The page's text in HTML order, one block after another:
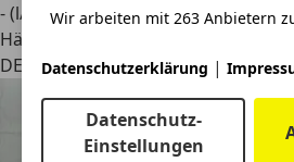
Wir arbeiten mit 263 Anbietern
Datenschutzerklärung |
Datenschutz-
Einstellungen
- (l/100 km)
Händler
DE 09119